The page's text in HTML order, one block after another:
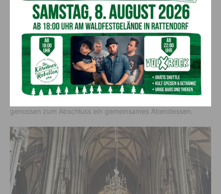
Der zweite Tag
Nach einer gemütlichem Nacht im 4*Hotel Kaiser Franz
wurde ausgiebig gefrühstückt. Anschließend brachen die
Reisenden zu einer geführten Stadtrundfahrt und einem
Besuch im Stephansdom sowie in der Kärntner Straße.
Nachdem NR Gabriel Obernosterer die Teilnehmer
genossen zum Abschluss ein gemeinsames Abendessen.